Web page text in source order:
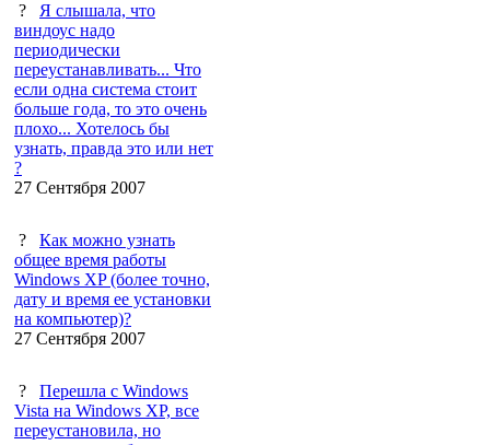
?
Я слышала, что
виндоус надо
периодически
переустанавливать... Что
если одна система стоит
больше года, то это очень
плохо... Хотелось бы
узнать, правда это или нет
?
27 Сентября 2007
?
Как можно узнать
общее время работы
Windows XP (более точно,
дату и время ее установки
на компьютер)?
27 Сентября 2007
?
Перешла с Windows
Vista на Windows XP, все
переустановила, но